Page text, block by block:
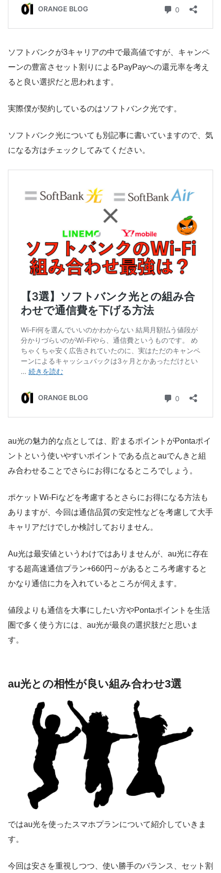
ソフトバンクが3キャリアの中で最高値ですが、キャンペ
ーンの豊富さセット割りによるPayPayへの還元率を考え
ると良い選択だと思われます。
実際僕が契約しているのはソフトバンク光です。
ソフトバンク光についても別記事に書いていますので、気
になる方はチェックしてみてください。
au光の魅力的な点としては、貯まるポイントがPontaポイ
ントという使いやすいポイントである点とauでんきと組
み合わせることでさらにお得になるところでしょう。
ポケットWi-Fiなどを考慮するとさらにお得になる方法も
ありますが、今回は通信品質の安定性などを考慮して大手
キャリアだけでしか検討しておりません。
Au光は最安値というわけではありませんが、au光に存在
する超高速通信プラン+660円～があるところ考慮すると
かなり通信に力を入れているところが伺えます。
値段よりも通信を大事にしたい方やPontaポイントを生活
圏で多く使う方には、au光が最良の選択肢だと思いま
す。
au光との相性が良い組み合わせ3選
ではau光を使ったスマホプランについて紹介していきま
す。
今回は安さを重視しつつ、使い勝手のバランス、セット割